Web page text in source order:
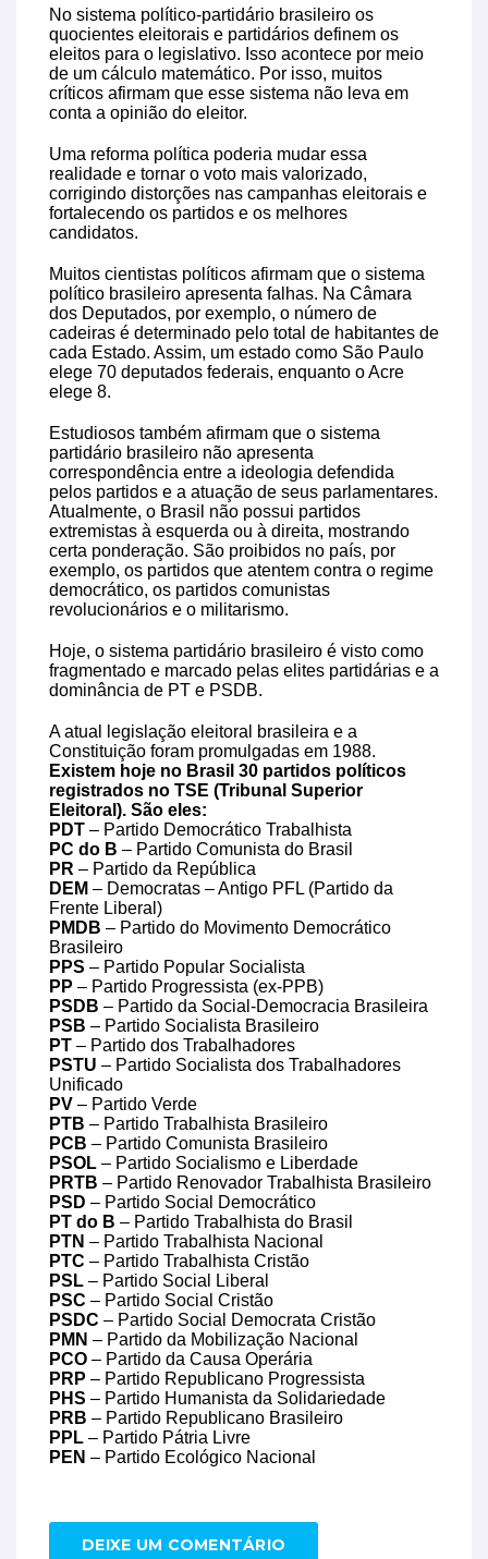
No sistema político-partidário brasileiro os
quocientes eleitorais e partidários definem os
eleitos para o legislativo. Isso acontece por meio
de um cálculo matemático. Por isso, muitos
críticos afirmam que esse sistema não leva em
conta a opinião do eleitor.
Uma reforma política poderia mudar essa
realidade e tornar o voto mais valorizado,
corrigindo distorções nas campanhas eleitorais e
fortalecendo os partidos e os melhores
candidatos.
Muitos cientistas políticos afirmam que o sistema
político brasileiro apresenta falhas. Na Câmara
dos Deputados, por exemplo, o número de
cadeiras é determinado pelo total de habitantes de
cada Estado. Assim, um estado como São Paulo
elege 70 deputados federais, enquanto o Acre
elege 8.
Estudiosos também afirmam que o sistema
partidário brasileiro não apresenta
correspondência entre a ideologia defendida
pelos partidos e a atuação de seus parlamentares.
Atualmente, o Brasil não possui partidos
extremistas à esquerda ou à direita, mostrando
certa ponderação. São proibidos no país, por
exemplo, os partidos que atentem contra o regime
democrático, os partidos comunistas
revolucionários e o militarismo.
Hoje, o sistema partidário brasileiro é visto como
fragmentado e marcado pelas elites partidárias e a
dominância de PT e PSDB.
A atual legislação eleitoral brasileira e a
Constituição foram promulgadas em 1988.
Existem hoje no Brasil 30 partidos políticos
registrados no TSE (Tribunal Superior
Eleitoral). São eles:
PDT – Partido Democrático Trabalhista
PC do B – Partido Comunista do Brasil
PR – Partido da República
DEM – Democratas – Antigo PFL (Partido da
Frente Liberal)
PMDB – Partido do Movimento Democrático
Brasileiro
PPS – Partido Popular Socialista
PP – Partido Progressista (ex-PPB)
PSDB – Partido da Social-Democracia Brasileira
PSB – Partido Socialista Brasileiro
PT – Partido dos Trabalhadores
PSTU – Partido Socialista dos Trabalhadores
Unificado
PV – Partido Verde
PTB – Partido Trabalhista Brasileiro
PCB – Partido Comunista Brasileiro
PSOL – Partido Socialismo e Liberdade
PRTB – Partido Renovador Trabalhista Brasileiro
PSD – Partido Social Democrático
PT do B – Partido Trabalhista do Brasil
PTN – Partido Trabalhista Nacional
PTC – Partido Trabalhista Cristão
PSL – Partido Social Liberal
PSC – Partido Social Cristão
PSDC – Partido Social Democrata Cristão
PMN – Partido da Mobilização Nacional
PCO – Partido da Causa Operária
PRP – Partido Republicano Progressista
PHS – Partido Humanista da Solidariedade
PRB – Partido Republicano Brasileiro
PPL – Partido Pátria Livre
PEN – Partido Ecológico Nacional
DEIXE UM COMENTÁRIO